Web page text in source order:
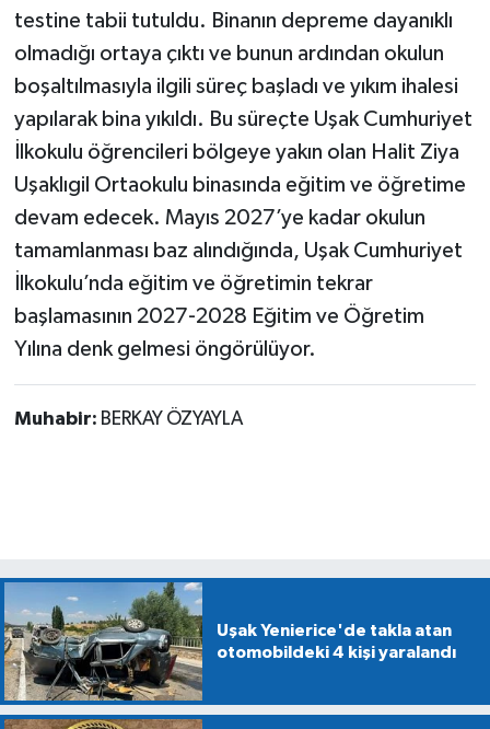
testine tabii tutuldu. Binanın depreme dayanıklı
olmadığı ortaya çıktı ve bunun ardından okulun
boşaltılmasıyla ilgili süreç başladı ve yıkım ihalesi
yapılarak bina yıkıldı. Bu süreçte Uşak Cumhuriyet
İlkokulu öğrencileri bölgeye yakın olan Halit Ziya
Uşaklıgil Ortaokulu binasında eğitim ve öğretime
devam edecek. Mayıs 2027’ye kadar okulun
tamamlanması baz alındığında, Uşak Cumhuriyet
İlkokulu’nda eğitim ve öğretimin tekrar
başlamasının 2027-2028 Eğitim ve Öğretim
Yılına denk gelmesi öngörülüyor.
Muhabir: BERKAY ÖZYAYLA
Uşak Yenierice'de takla atan
otomobildeki 4 kişi yaralandı